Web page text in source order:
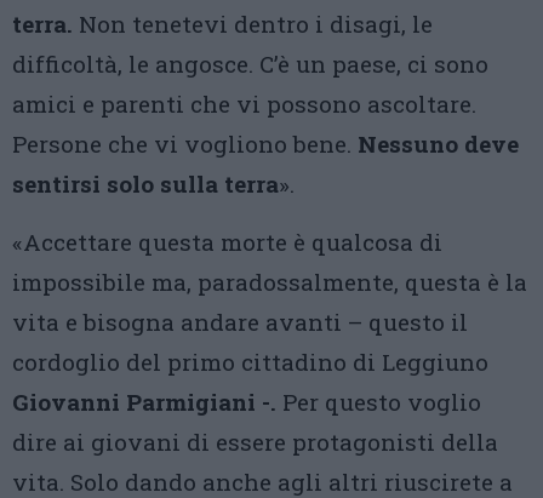
terra. Non tenetevi dentro i disagi, le
difficoltà, le angosce. C’è un paese, ci sono
amici e parenti che vi possono ascoltare.
Persone che vi vogliono bene. Nessuno deve
sentirsi solo sulla terra».
«Accettare questa morte è qualcosa di
impossibile ma, paradossalmente, questa è la
vita e bisogna andare avanti – questo il
cordoglio del primo cittadino di Leggiuno
Giovanni Parmigiani -. Per questo voglio
dire ai giovani di essere protagonisti della
vita. Solo dando anche agli altri riuscirete a